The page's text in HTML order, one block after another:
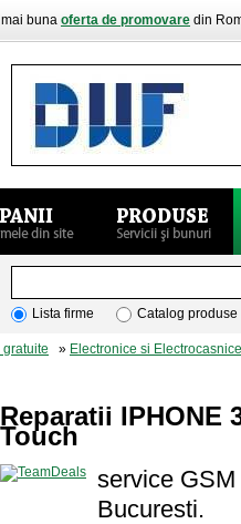
buna oferta de promovare din
Lista firme Catalog produse
» Electronice si Electrocasnice
Reparatii IPHONE
Touch
service
Bucuresti.